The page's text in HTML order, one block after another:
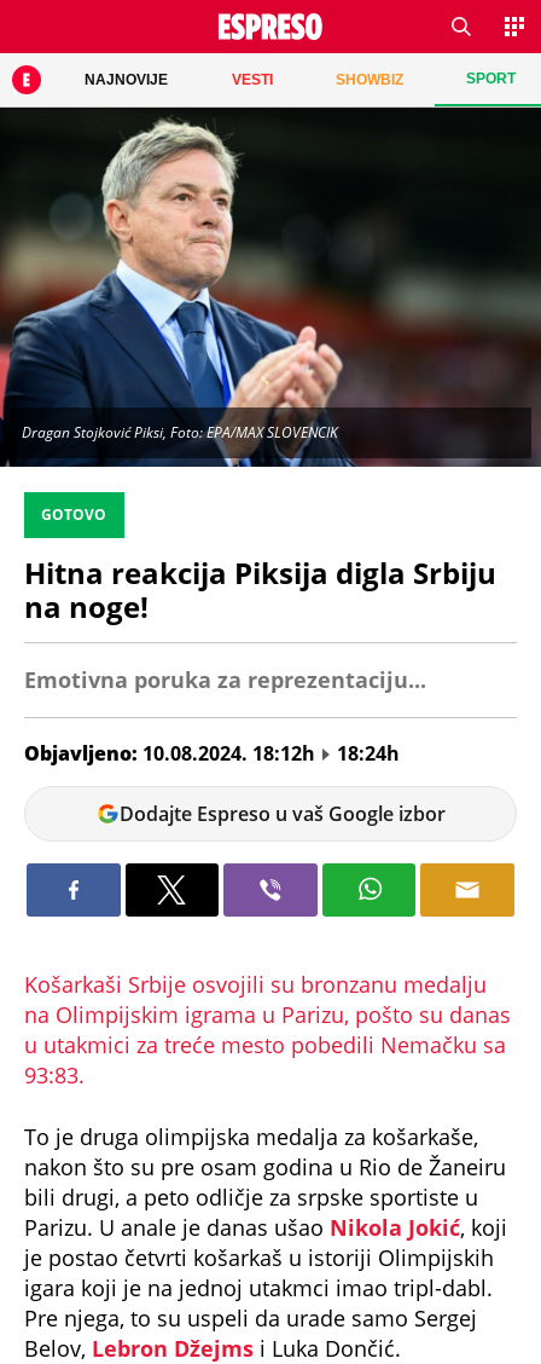
NAJNOVIJE VESTI SHOWBIZ SPORT
Dragan Stojković Piksi, Foto: EPA/MAX SLOVENCIK
GOTOVO
Hitna reakcija Piksija digla Srbiju
na noge!
Emotivna poruka za reprezentaciju...
Objavljeno: 10.08.2024. 18:12h
18:24h
Krga
Iva
Dodajte Espreso u vaš Google izbor
Košarkaši Srbije osvojili su bronzanu medalju
na Olimpijskim igrama u Parizu, pošto su danas
u utakmici za treće mesto pobedili Nemačku sa
93:83.
To je druga olimpijska medalja za košarkaše,
nakon što su pre osam godina u Rio de Žaneiru
bili drugi, a peto odličje za srpske sportiste u
Parizu. U anale je danas ušao Nikola Jokić, koji
je postao četvrti košarkaš u istoriji Olimpijskih
igara koji je na jednoj utakmci imao tripl-dabl.
Pre njega, to su uspeli da urade samo Sergej
Belov, Lebron Džejms i Luka Dončić.